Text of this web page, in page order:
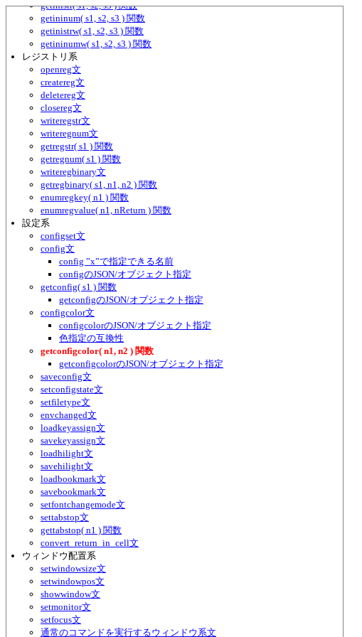
getinistr( s1, s2, s3 ) 関数
getininum( s1, s2, s3 ) 関数
getinistrw( s1, s2, s3 ) 関数
getininumw( s1, s2, s3 ) 関数
レジストリ系
openreg文
createreg文
deletereg文
closereg文
writeregstr文
writeregnum文
getregstr( s1 ) 関数
getregnum( s1 ) 関数
writeregbinary文
getregbinary( s1, n1, n2 ) 関数
enumregkey( n1 ) 関数
enumregvalue( n1, nReturn ) 関数
設定系
configset文
config文
config ”x”で指定できる名前
configのJSON/オブジェクト指定
getconfig( s1 ) 関数
getconfigのJSON/オブジェクト指定
configcolor文
configcolorのJSON/オブジェクト指定
色指定の互換性
getconfigcolor( n1, n2 ) 関数
getconfigcolorのJSON/オブジェクト指定
saveconfig文
setconfigstate文
setfiletype文
envchanged文
loadkeyassign文
savekeyassign文
loadhilight文
savehilight文
loadbookmark文
savebookmark文
setfontchangemode文
settabstop文
gettabstop( n1 ) 関数
convert_return_in_cell文
ウィンドウ配置系
setwindowsize文
setwindowpos文
showwindow文
setmonitor文
setfocus文
通常のコマンドを実行するウィンドウ系文